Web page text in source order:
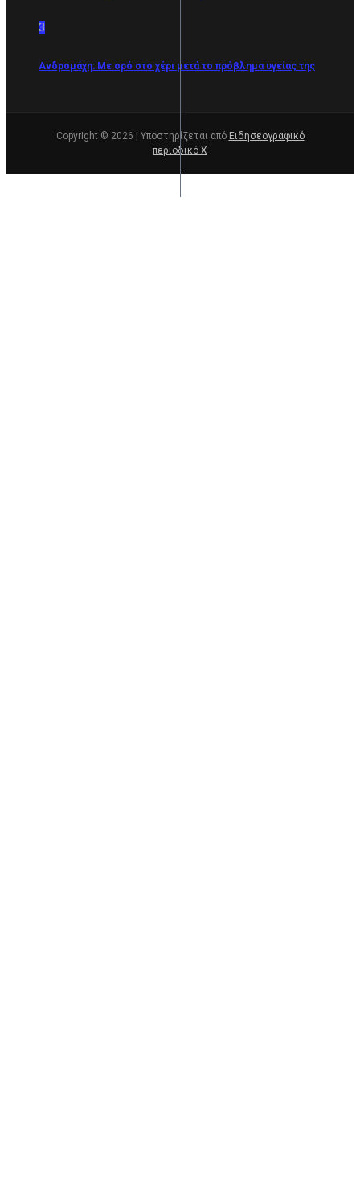
3
Ανδρομάχη: Με ορό στο χέρι μετά το πρόβλημα υγείας της
Copyright © 2026 | Υποστηρίζεται από Ειδησεογραφικό
περιοδικό Χ